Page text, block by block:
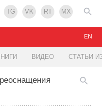
TG VK RT MX
ВИДЕО СТАТЬИ
EN